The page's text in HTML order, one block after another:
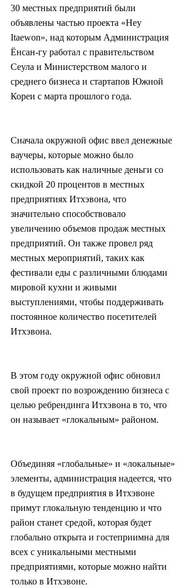
30 местных предприятий были
объявлены частью проекта «Hey
Itaewon», над которым Администрация
Ёнсан-гу работал с правительством
Сеула и Министерством малого и
среднего бизнеса и стартапов Южной
Кореи с марта прошлого года.
Сначала окружной офис ввел денежные
ваучеры, которые можно было
использовать как наличные деньги со
скидкой 20 процентов в местных
предприятиях Итхэвона, что
значительно способствовало
увеличению объемов продаж местных
предприятий. Он также провел ряд
местных мероприятий, таких как
фестивали еды с различными блюдами
мировой кухни и живыми
выступлениями, чтобы поддерживать
постоянное количество посетителей
Итхэвона.
В этом году окружной офис обновил
свой проект по возрождению бизнеса с
целью ребрендинга Итхэвона в то, что
он называет «глокальным» районом.
Объединяя «глобальные» и «локальные»
элементы, администрация надеется, что
в будущем предприятия в Итхэвоне
примут глокальную тенденцию и что
район станет средой, которая будет
глобально открыта и гостеприимна для
всех с уникальными местными
предприятиями, которые можно найти
только в Итхэвоне.